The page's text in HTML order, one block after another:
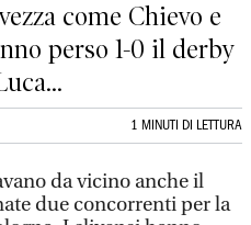
come Chievo e
perso 1-0 il derby
1 MINUTI DI LETTURA
da vicino anche il
due concorrenti per la